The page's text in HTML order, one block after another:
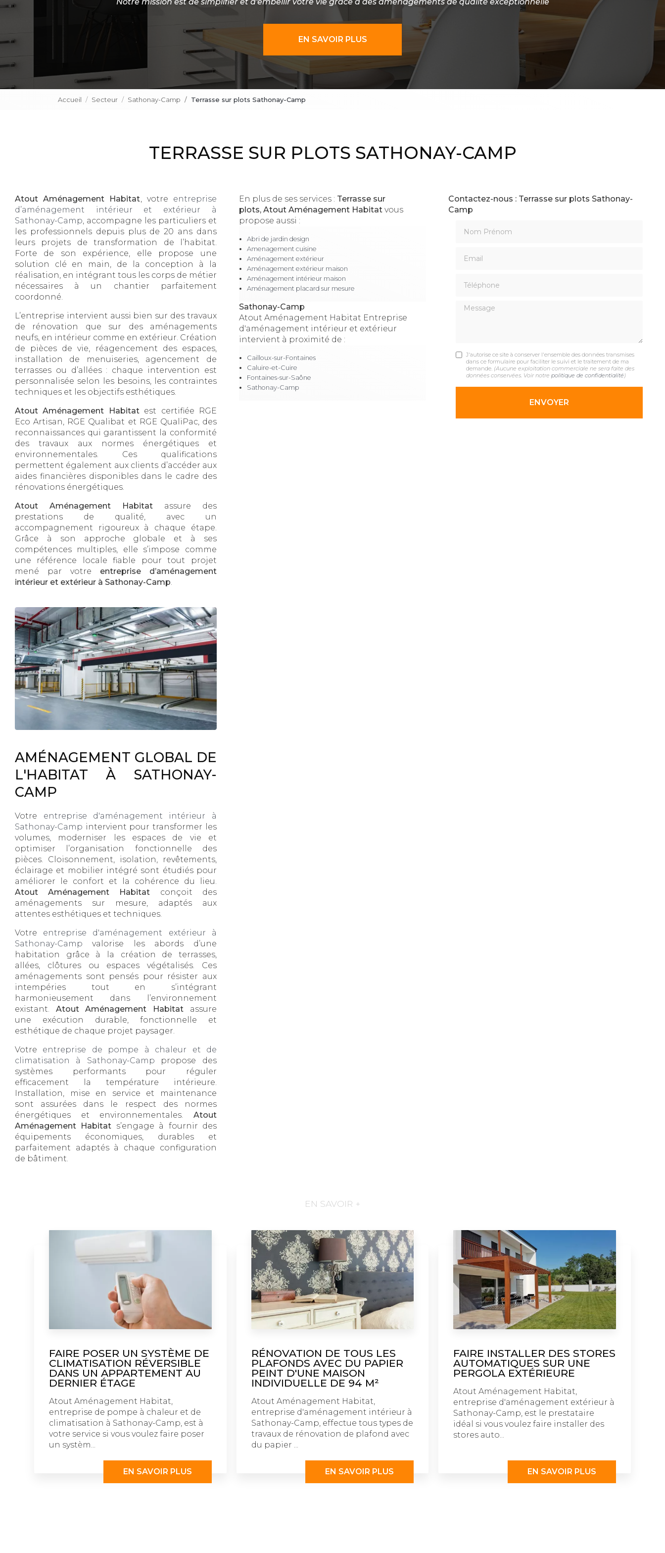
EN SAVOIR PLUS
Accueil Secteur Sathonay-Camp Terrasse sur plots Sathonay-Camp
TERRASSE SUR PLOTS SATHONAY-CAMP
Atout Aménagement Habitat, votre entreprise
d’aménagement intérieur et extérieur à
Sathonay-Camp, accompagne les particuliers et
les professionnels depuis plus de 20 ans dans
leurs projets de transformation de l’habitat.
Forte de son expérience, elle propose une
solution clé en main, de la conception à la
réalisation, en intégrant tous les corps de métier
nécessaires à un chantier parfaitement
coordonné.
L’entreprise intervient aussi bien sur des travaux
de rénovation que sur des aménagements
neufs, en intérieur comme en extérieur. Création
de pièces de vie, réagencement des espaces,
installation de menuiseries, agencement de
terrasses ou d’allées : chaque intervention est
personnalisée selon les besoins, les contraintes
techniques et les objectifs esthétiques.
Atout Aménagement Habitatest certifiée RGE
Eco Artisan, RGE Qualibat et RGE QualiPac, des
reconnaissances qui garantissent la conformité
des travaux aux normes énergétiques et
environnementales. Ces qualifications
permettent également aux clients d’accéder aux
aides financières disponibles dans le cadre des
rénovations énergétiques.
Atout Aménagement Habitat assure des
prestations de qualité, avec un
accompagnement rigoureux à chaque étape.
Grâce à son approche globale et à ses
compétences multiples, elle s’impose comme
une référence locale fiable pour tout projet
mené par votre entreprise d’aménagement
intérieur et extérieur à Sathonay-Camp.
AMÉNAGEMENT GLOBAL DE
L'HABITAT À SATHONAY-
CAMP
Votre entreprise d'aménagement intérieur à
Sathonay-Camp intervient pour transformer les
volumes, moderniser les espaces de vie et
optimiser l’organisation fonctionnelle des
pièces. Cloisonnement, isolation, revêtements,
éclairage et mobilier intégré sont étudiés pour
améliorer le confort et la cohérence du lieu.
Atout Aménagement Habitat conçoit des
aménagements sur mesure, adaptés aux
attentes esthétiques et techniques.
Votre entreprise d'aménagement extérieur à
Sathonay-Camp valorise les abords d’une
habitation grâce à la création de terrasses,
allées, clôtures ou espaces végétalisés. Ces
aménagements sont pensés pour résister aux
intempéries tout en s’intégrant
harmonieusement dans l’environnement
existant. Atout Aménagement Habitat assure
une exécution durable, fonctionnelle et
esthétique de chaque projet paysager.
Votre entreprise de pompe à chaleur et de
climatisation à Sathonay-Camp propose des
systèmes performants pour réguler
efficacement la température intérieure.
Installation, mise en service et maintenance
sont assurées dans le respect des normes
énergétiques et environnementales. Atout
Aménagement Habitat s’engage à fournir des
équipements économiques, durables et
parfaitement adaptés à chaque configuration
de bâtiment.
En plus de ses services : Terrasse sur
plots, Atout Aménagement Habitatvous
propose aussi :
Abri de jardin design
Amenagement cuisine
Aménagement extérieur
Aménagement extérieur maison
Aménagement intérieur maison
Aménagement placard sur mesure
Sathonay-Camp
Atout Aménagement Habitat Entreprise
d'aménagement intérieur et extérieur
intervient à proximité de :
Cailloux-sur-Fontaines
Caluire-et-Cuire
Fontaines-sur-Saône
Sathonay-Camp
Contactez-nous : Terrasse sur plots Sathonay-
Camp
Message
J'autorise ce site à conserver l'ensemble des données transmises
dans ce formulaire pour faciliter le suivi et le traitement de ma
demande. (Aucune exploitation commerciale ne sera faite des
données conservées. Voir notre politique de confidentialité)
EN SAVOIR +
FAIRE POSER UN SYSTÈME DE
CLIMATISATION RÉVERSIBLE
DANS UN APPARTEMENT AU
DERNIER ÉTAGE
Atout Aménagement Habitat,
entreprise de pompe à chaleur et de
climatisation à Sathonay-Camp, est à
votre service si vous voulez faire poser
un systèm...
EN SAVOIR PLUS
RÉNOVATION DE TOUS LES
PLAFONDS AVEC DU PAPIER
PEINT D'UNE MAISON
INDIVIDUELLE DE 94 M²
Atout Aménagement Habitat,
entreprise d'aménagement intérieur à
Sathonay-Camp, effectue tous types de
travaux de rénovation de plafond avec
du papier ...
EN SAVOIR PLUS
FAIRE INSTALLER DES STORES
AUTOMATIQUES SUR UNE
PERGOLA EXTÉRIEURE
Atout Aménagement Habitat,
entreprise d'aménagement extérieur à
Sathonay-Camp, est le prestataire
idéal si vous voulez faire installer des
stores auto...
EN SAVOIR PLUS